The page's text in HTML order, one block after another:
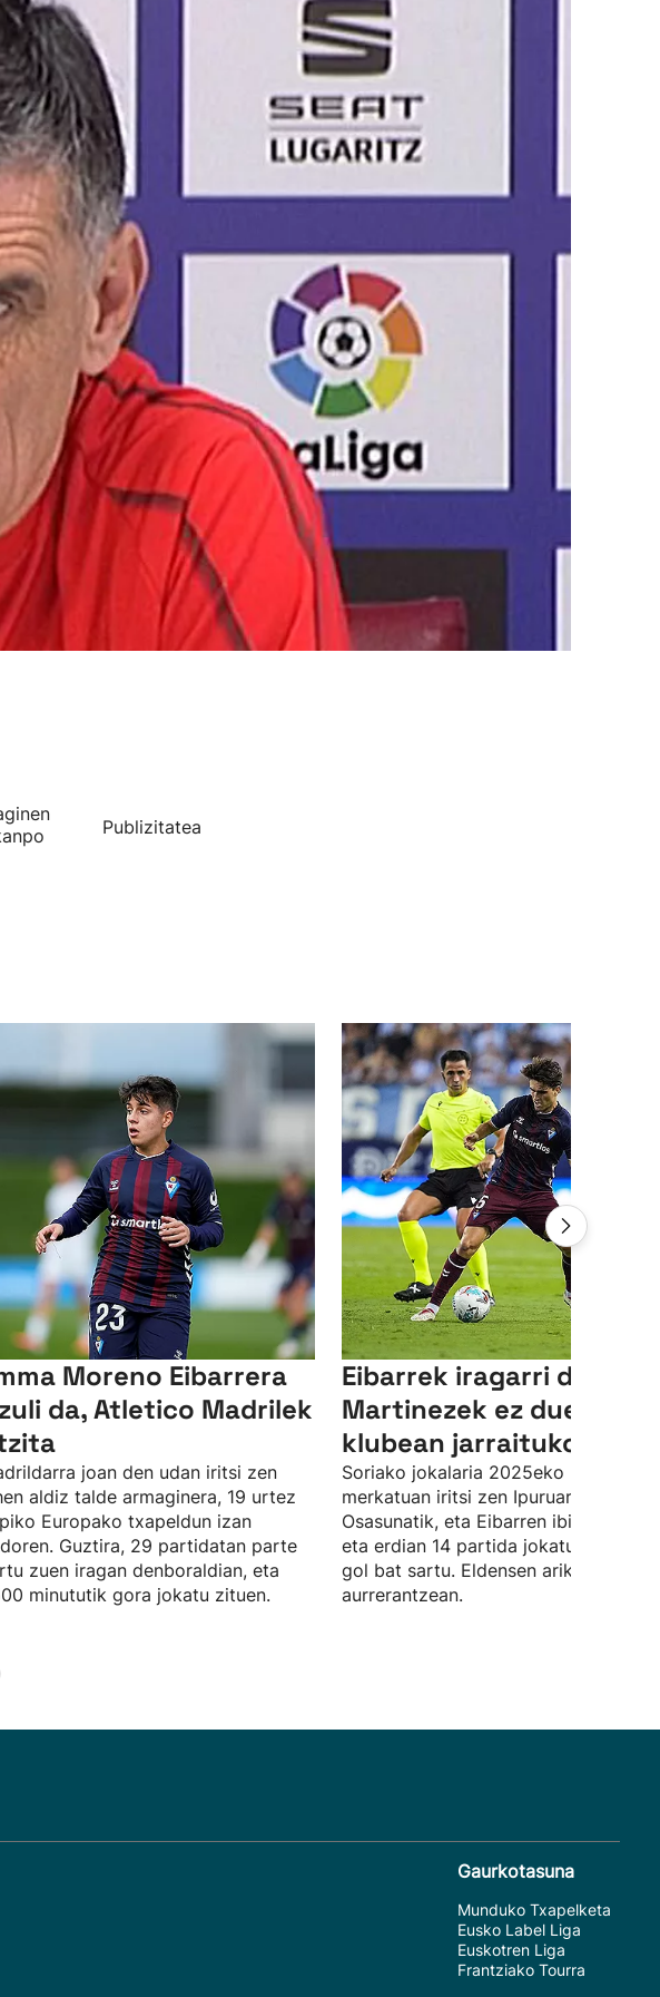
Publizitatea
Moreno Eibarrera
da, Atletico Madrilek
joan den udan iritsi zen
aldiz talde armaginera, 19 urtez
Europako txapeldun izan
Guztira, 29 partidatan parte
zuen iragan denboraldian, eta
minututik gora jokatu zituen.
Eibarrek iragarri du Javi
Martinezek ez duela
klubean jarraituko
Soriako jokalaria 2025eko neguko
merkatuan iritsi zen Ipuruara,
Osasunatik, eta Eibarren ibili den urte
eta erdian 14 partida jokatu ditu, eta
gol bat sartu. Eldensen ariko da
aurrerantzean.
Gaurkotasuna
Munduko Txapelketa
Eusko Label Liga
Euskotren Liga
Frantziako Tourra